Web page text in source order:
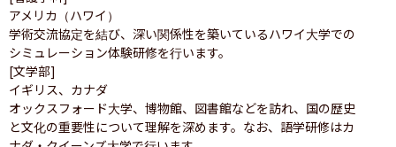
アメリカ（ハワイ）
学術交流協定を結び、深い関係性を築いているハワイ大学での
シミュレーション体験研修を行います。
[文学部]
イギリス、カナダ
オックスフォード大学、博物館、図書館などを訪れ、国の歴史
と文化の重要性について理解を深めます。なお、語学研修はカ